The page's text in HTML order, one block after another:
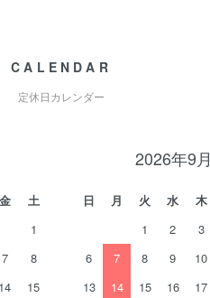
CALENDAR
定休日カレンダー
金
土
1
7
8
14
15
2026年9月
日 月 火 水 木
1
2 3
6
7 8 9 10
13
14 15 16 17